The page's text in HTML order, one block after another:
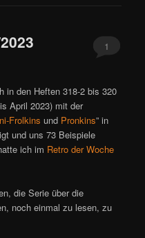
1
in den Heften 318-2 bis 320
April 2023) mit der
Frolkins und Pronkins” in
und uns 73 Beispiele
ich im Retro der Woche
die Serie über die
noch einmal zu lesen, zu